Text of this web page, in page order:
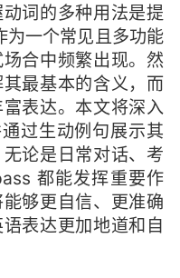
词的多种用法是提
为一个常见且多功能
合中频繁出现。然
最基本的含义，而
表达。本文将深入
过生动例句展示其
论是日常对话、考
都能发挥重要作
够更自信、更准确
表达更加地道和自